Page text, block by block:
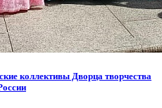
коллективы Дворца творчества